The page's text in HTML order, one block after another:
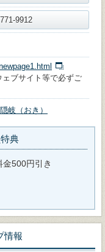
9912
ブサイト等で必ずご
岐（おき）
典
500円引き
情報